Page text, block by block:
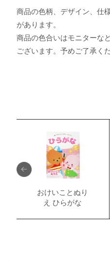
商品の色柄、デザイン、仕
があります。
商品の色合いはモニターな
ございます。予めご了承くだ
おけいことぬり
え ひらがな